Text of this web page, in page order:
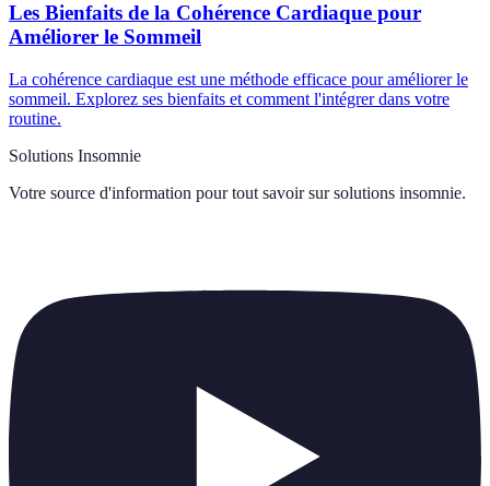
Les Bienfaits de la Cohérence Cardiaque pour
Améliorer le Sommeil
La cohérence cardiaque est une méthode efficace pour améliorer le
sommeil. Explorez ses bienfaits et comment l'intégrer dans votre
routine.
Solutions Insomnie
Votre source d'information pour tout savoir sur solutions insomnie.